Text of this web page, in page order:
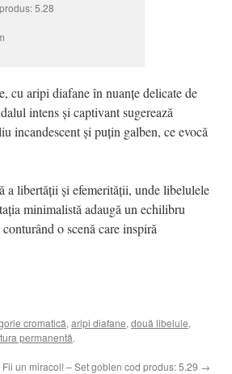
5.28
cu aripi diafane în nuanțe delicate de
intens și captivant sugerează
incandescent și puțin galben, ce evocă
a libertății și efemerității, unde libelulele
minimalistă adaugă un echilibru
o scenă care inspiră
cromatică, aripi diafane, două libelule,
permanentă.
Fii un miracol! – Set goblen cod produs: 5.29 →